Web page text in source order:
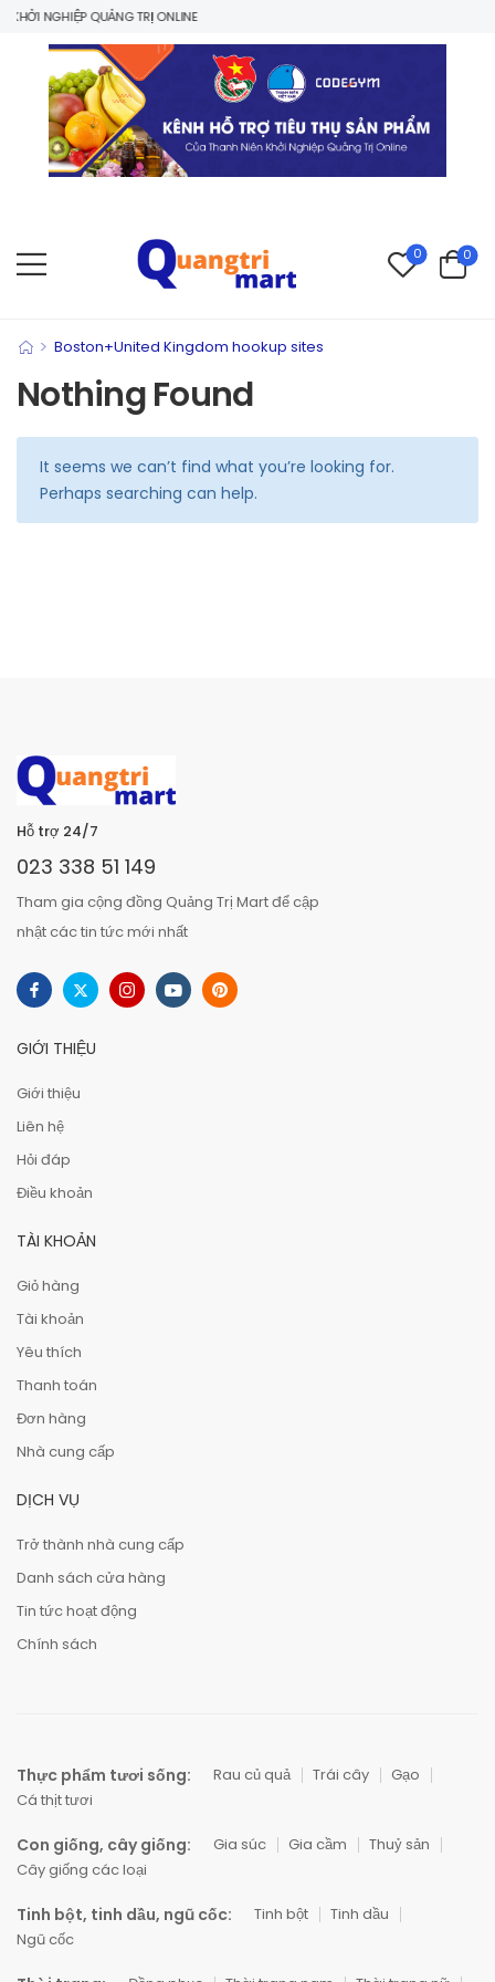
NGHIỆP QUẢNG TRỊ ONLINE
0 0
> Boston+United Kingdom hookup sites
Nothing Found
It seems we can’t find what you’re looking for.
Perhaps searching can help.
Hỗ trợ 24/7
023 338 51 149
Tham gia cộng đồng Quảng Trị Mart để cập
nhật các tin tức mới nhất
GIỚI THIỆU
Giới thiệu
Liên hệ
Hỏi đáp
Điều khoản
TÀI KHOẢN
Giỏ hàng
Tài khoản
Yêu thích
Thanh toán
Đơn hàng
Nhà cung cấp
DỊCH VỤ
Trở thành nhà cung cấp
Danh sách cửa hàng
Tin tức hoạt động
Chính sách
Thực phẩm tươi sống: Rau củ quả Trái cây
Gạo
Cá thịt tươi
Con giống, cây giống: Gia súc Gia cầm
Thuỷ sản
Cây giống các loại
Tinh bột, tinh dầu, ngũ cốc: Tinh bột
Tinh dầu
Ngũ cốc